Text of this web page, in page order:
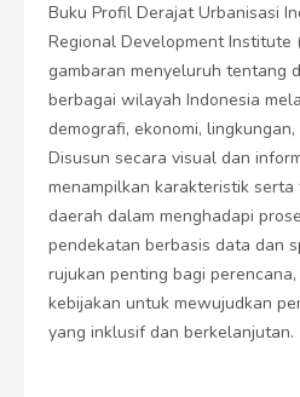
Buku Profil Derajat Urbanisasi
Regional Development Institute
gambaran menyeluruh tentang
berbagai wilayah Indonesia
demografi, ekonomi,
Disusun secara visual dan
menampilkan karakteristik
daerah dalam menghadapi
pendekatan berbasis data dan
rujukan penting bagi
kebijakan untuk mewujudkan
yang inklusif dan berkelanjutan.